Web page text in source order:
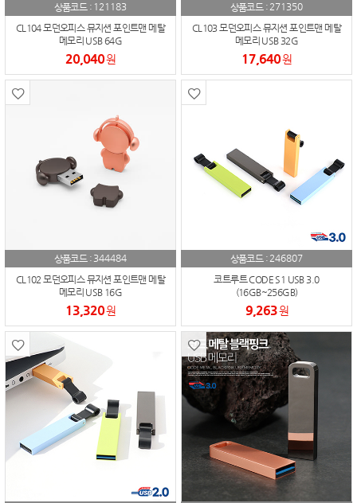
상품코드 : 121183
CL104 모던오피스 뮤지션 포인트맨 메탈
메모리 USB 64G
20,040원
상품코드 :271350
CL103 모던오피스 뮤지션 포인트맨 메탈
메모리 USB 32G
17,640원
상품코드 : 344484
CL102 모던오피스 뮤지션 포인트맨 메탈
메모리 USB 16G
13,320원
상품코드 :246807
코트루트 CODE S1 USB 3.0
(16GB~256GB)
9,263원